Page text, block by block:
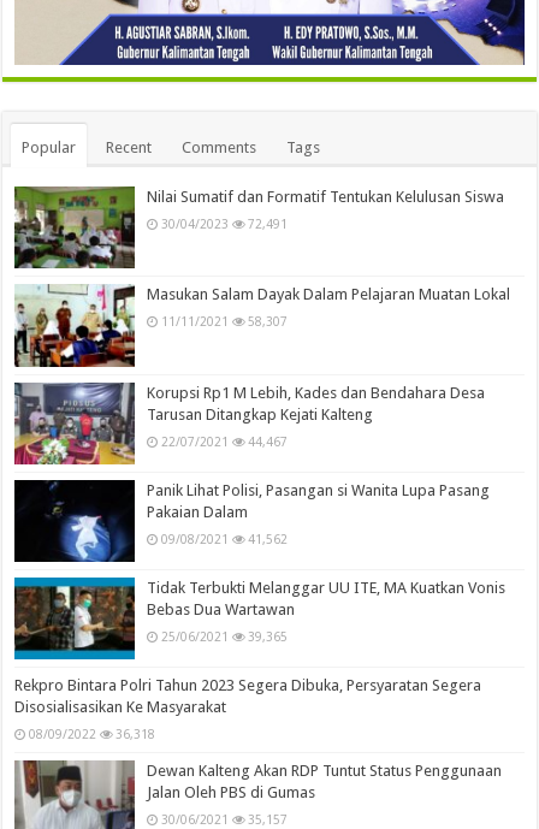
Popular Recent Comments Tags
Nilai Sumatif dan Formatif Tentukan Kelulusan Siswa
30/04/2023 72,491
Masukan Salam Dayak Dalam Pelajaran Muatan Lokal
11/11/2021 58,307
Korupsi Rp1 M Lebih, Kades dan Bendahara Desa
Tarusan Ditangkap Kejati Kalteng
22/07/2021 44,467
Panik Lihat Polisi, Pasangan si Wanita Lupa Pasang
Pakaian Dalam
09/08/2021 41,562
Tidak Terbukti Melanggar UU ITE, MA Kuatkan Vonis
Bebas Dua Wartawan
25/06/2021 39,365
Rekpro Bintara Polri Tahun 2023 Segera Dibuka, Persyaratan Segera
Disosialisasikan Ke Masyarakat
08/09/2022 36,318
Dewan Kalteng Akan RDP Tuntut Status Penggunaan
Jalan Oleh PBS di Gumas
30/06/2021 35,157